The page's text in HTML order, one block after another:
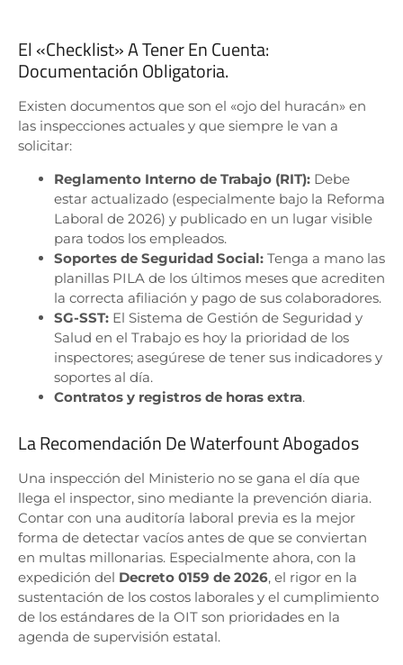
El «Checklist» A Tener En Cuenta:
Documentación Obligatoria.
Existen documentos que son el «ojo del huracán» en
las inspecciones actuales y que siempre le van a
solicitar:
Reglamento Interno de Trabajo (RIT): Debe
estar actualizado (especialmente bajo la Reforma
Laboral de 2026) y publicado en un lugar visible
para todos los empleados.
Soportes de Seguridad Social: Tenga a mano las
planillas PILA de los últimos meses que acrediten
la correcta afiliación y pago de sus colaboradores.
SG-SST: El Sistema de Gestión de Seguridad y
Salud en el Trabajo es hoy la prioridad de los
inspectores; asegúrese de tener sus indicadores y
soportes al día.
Contratos y registros de horas extra.
La Recomendación De Waterfount Abogados
Una inspección del Ministerio no se gana el día que
llega el inspector, sino mediante la prevención diaria.
Contar con una auditoría laboral previa es la mejor
forma de detectar vacíos antes de que se conviertan
en multas millonarias. Especialmente ahora, con la
expedición del Decreto 0159 de 2026, el rigor en la
sustentación de los costos laborales y el cumplimiento
de los estándares de la OIT son prioridades en la
agenda de supervisión estatal.